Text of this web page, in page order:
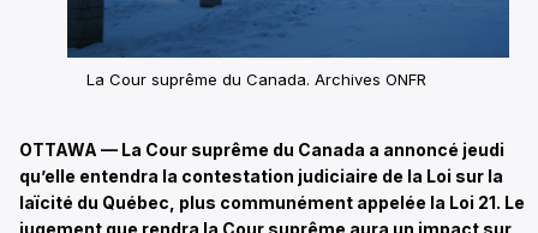
La Cour suprême du Canada. Archives ONFR
OTTAWA — La Cour suprême du Canada a annoncé jeudi
qu’elle entendra la contestation judiciaire de la Loi sur la
laïcité du Québec, plus communément appelée la Loi 21. Le